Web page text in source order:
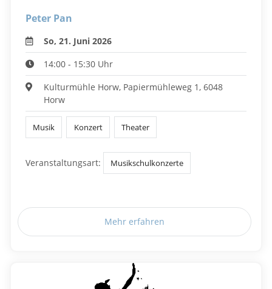
Peter Pan
So, 21. Juni 2026
14:00 - 15:30 Uhr
Kulturmühle Horw, Papiermühleweg 1, 6048
Horw
Musik Konzert Theater
Veranstaltungsart: Musikschulkonzerte
Mehr erfahren